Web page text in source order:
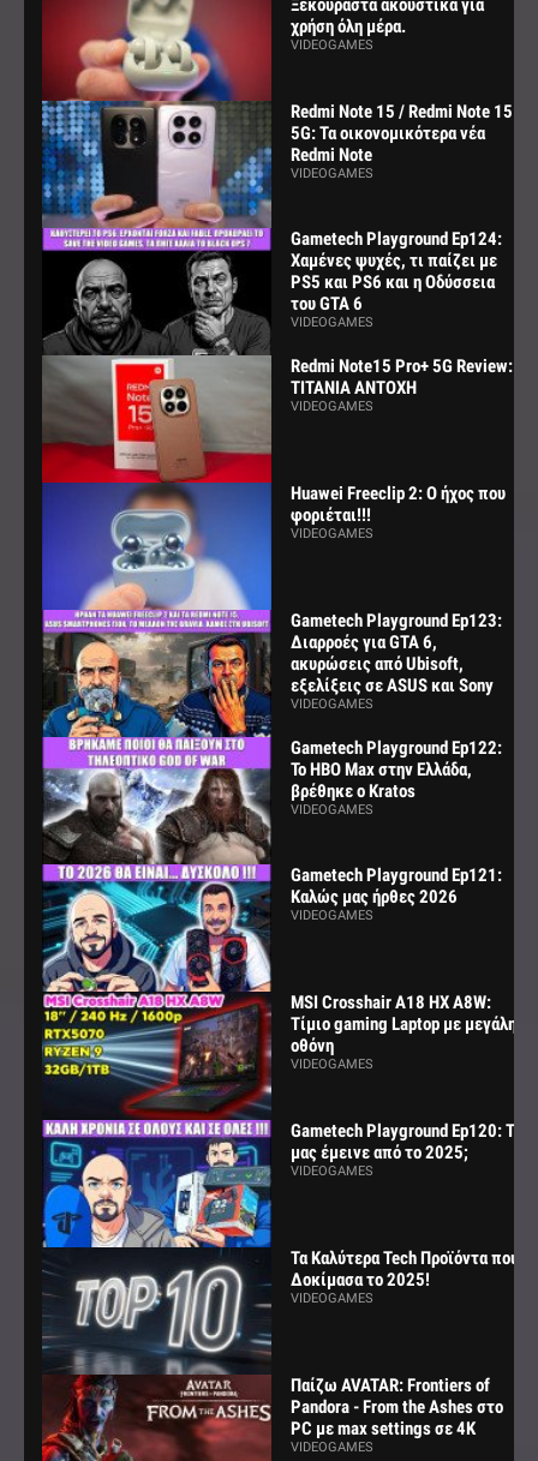
Ξεκούραστα ακουστικά για
χρήση όλη μέρα.
VIDEOGAMES
Redmi Note 15 / Redmi Note 15
5G: Τα οικονομικότερα νέα
Redmi Note
VIDEOGAMES
Gametech Playground Ep124:
Χαμένες ψυχές, τι παίζει με
PS5 και PS6 και η Οδύσσεια
του GTA 6
VIDEOGAMES
Redmi Note15 Pro+ 5G Review:
ΤΙΤΑΝΙΑ ΑΝΤΟΧΗ
VIDEOGAMES
Huawei Freeclip 2: Ο ήχος που
φοριέται!!!
VIDEOGAMES
Gametech Playground Ep123:
Διαρροές για GTA 6,
ακυρώσεις από Ubisoft,
εξελίξεις σε ASUS και Sony
VIDEOGAMES
Gametech Playground Ep122:
Το HBO Max στην Ελλάδα,
βρέθηκε ο Kratos
VIDEOGAMES
Gametech Playground Ep121:
Καλώς μας ήρθες 2026
VIDEOGAMES
MSI Crosshair A18 HX A8W:
Τίμιο gaming Laptop με μεγάλη
οθόνη
VIDEOGAMES
Gametech Playground Ep120: Τι
μας έμεινε από το 2025;
VIDEOGAMES
Τα Καλύτερα Tech Προϊόντα που
Δοκίμασα το 2025!
VIDEOGAMES
Παίζω AVATAR: Frontiers of
Pandora - From the Ashes στο
PC με max settings σε 4K
VIDEOGAMES